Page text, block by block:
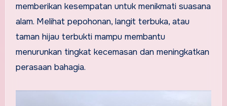
memberikan kesempatan untuk menikmati suasana
alam. Melihat pepohonan, langit terbuka, atau
taman hijau terbukti mampu membantu
menurunkan tingkat kecemasan dan meningkatkan
perasaan bahagia.